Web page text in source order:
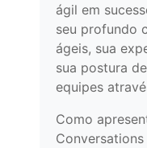
ágil em
seu profundo
ágeis, sua
sua postura
equipes
Como